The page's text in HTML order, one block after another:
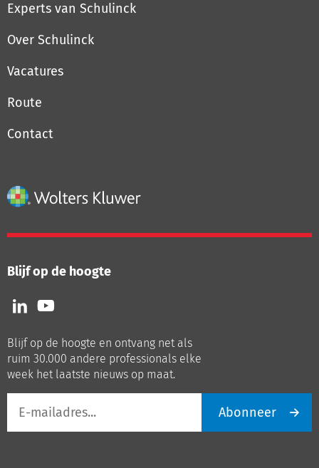
Experts van Schulinck
Over Schulinck
Vacatures
Route
Contact
Blijf op de hoogte
Volg
ons
LinkedIn
Volg
ons
Youtube
Blijf op de hoogte en ontvang net als
ruim 30.000 andere professionals elke
week het laatste nieuws op maat.
mailadres
Abonneer